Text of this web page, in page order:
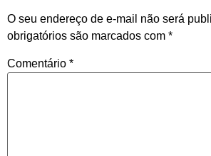
O seu endereço de e-mail não será
obrigatórios são marcados com *
Comentário *